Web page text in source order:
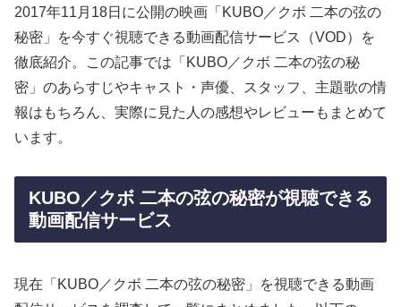
2017年11月18日に公開の映画「KUBO／クボ 二本の弦の
秘密」を今すぐ視聴できる動画配信サービス（VOD）を
徹底紹介。この記事では「KUBO／クボ 二本の弦の秘
密」のあらすじやキャスト・声優、スタッフ、主題歌の情
報はもちろん、実際に見た人の感想やレビューもまとめて
います。
KUBO／クボ 二本の弦の秘密が視聴できる
動画配信サービス
現在「KUBO／クボ 二本の弦の秘密」を視聴できる動画